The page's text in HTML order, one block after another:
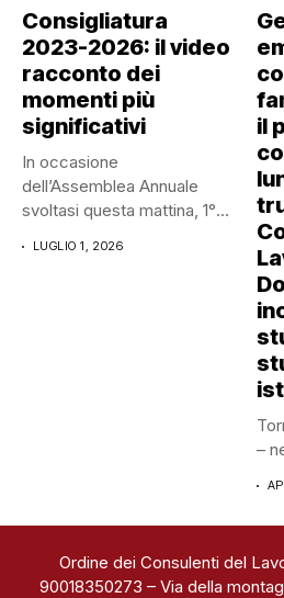
Consigliatura
2023-2026: il video
racconto dei
momenti più
significativi
In occasione
dell’Assemblea Annuale
svoltasi questa mattina, 1°
ripercorso...
LUGLIO 1, 2026
il
–
Ordine dei Consulenti del
90018350273 – Via della